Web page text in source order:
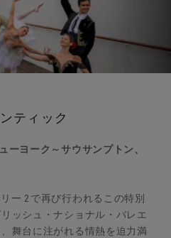
ティック
ーヨーク～サウサンプトン、
ー 2で再び行われるこの特別
ッシュ・ナショナル・バレエ
舞台に注がれる情熱を迫力満